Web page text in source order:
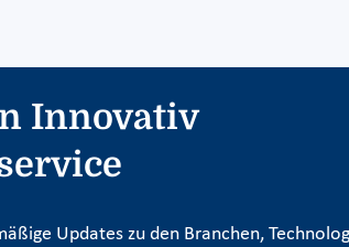
Innovativ
Updates zu den Branchen,